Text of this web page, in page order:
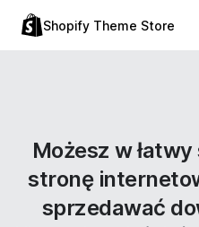
Shopify Theme Store
Możesz w
stronę
sprzedawać